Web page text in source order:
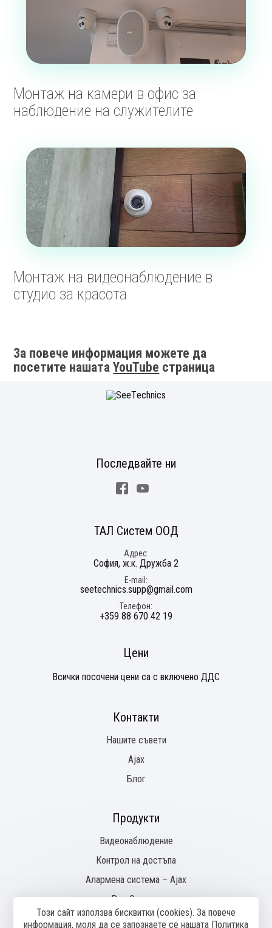
Монтаж на камери в офис за
наблюдение на служителите
Монтаж на видеонаблюдение в
студио за красота
За повече информация можете да
посетите нашатаYouTube страница
Контакти
Нашите съвети
Ajax
Блог
Продукти
Видеонаблюдение
Контрол на достъпа
Алармена система – Ajax
Pое Суичове
Цени
Всички посочени цени са с включено ДДС
ТАЛ Систем ООД
Адрес
София, ж.к. Дружба 2
E-mail
seetechnics.supp@gmail.com
Телефон
+359 88 670 42 19
Последвайте ни
Facebook
Този сайт използва бисквитки (cookies). За повече
информация, моля да се запознаете се нашaтa Политика